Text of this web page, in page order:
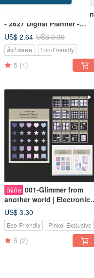
Micro-Customization
- 2627 Digital Planner -
Monday to Sunday -
Vertical & Horizontal
US$ 2.64 US$ 3.30
สั่งทำพิเศษ
Eco-Friendly
Pinkoi Exclusive
5 (1)
ดิจิทัล 001-Glimmer from
another world | Electronic
pocket stickers | Digital
stickers
US$ 3.30
Eco-Friendly Pinkoi Exclusive
5 (2)